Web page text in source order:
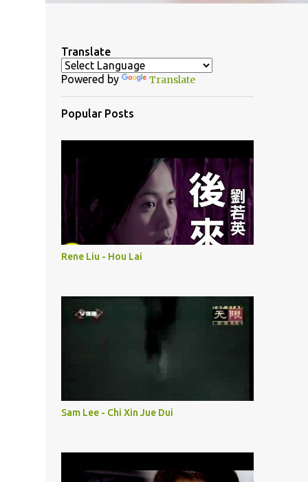
Translate
Powered by Translate
Popular Posts
Rene Liu - Hou Lai
Sam Lee - Chi Xin Jue Dui